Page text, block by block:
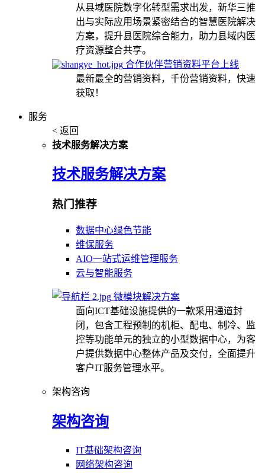
从县域医院数字化转型需求出发，新华三推
出与实际应用场景紧密结合的智慧医院解决
方案，提升县医院综合能力，助力县域内医
疗资源整合共享。
合作伙伴营销资料平台上线
最新最全的营销资料，千份营销资料，快速
获取！
服务
< 返回
技术服务解决方案
技术服务解决方案
热门推荐
数据中心绿色节能
维保服务
AIO一站式运维管理服务
云与智能服务
微模块解决方案
面向ICT基础设施提供的一款采用通道封
闭，包含工程预制的机柜、配电、制冷、监
控等功能单元的独立的小型数据中心，为客
户提供数据中心整体产品及交付，全面提升
客户IT服务管理水平。
架构咨询
架构咨询
IT基础架构咨询
网络架构咨询